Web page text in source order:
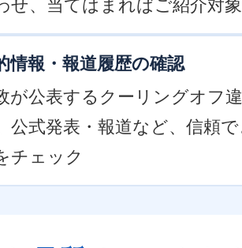
せ、当てはまればご紹介対
情報・報道履歴の確認
が公表するクーリングオフ
公式発表・報道など、信頼
チェック